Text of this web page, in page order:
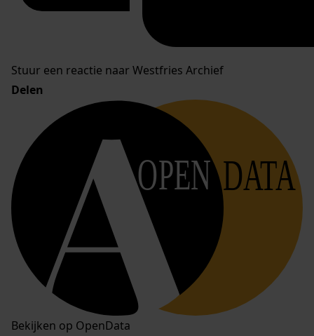
Stuur een reactie naar Westfries Archief
Delen
OPEN DATA
Bekijken op OpenData